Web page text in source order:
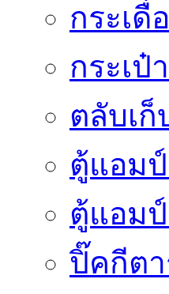
กระเดื่
กระเป๋
ตลับเ
ตู้แอม
ตู้แอมป์
ปิ๊คกีต